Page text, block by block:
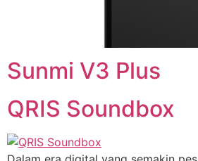
Sunmi V3 Plus
QRIS Soundbox